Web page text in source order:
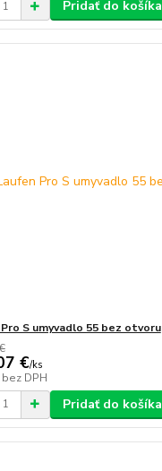
Pridať do košíka
S umyvadlo 55 bez otvoru
€/ks
bez DPH
Pridať do košíka